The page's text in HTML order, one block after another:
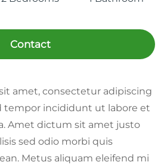
Contact
amet, consectetur adipiscing
tempor incididunt ut labore et
Amet dictum sit amet justo
sed odio morbi quis
Metus aliquam eleifend mi